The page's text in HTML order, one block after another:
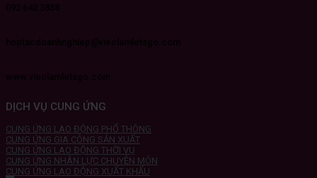
DỊCH VỤ CUNG ỨNG
CUNG ỨNG LAO ĐỘNG PHỔ THÔNG
CUNG ỨNG GIA CÔNG SẢN XUẤT
CUNG ỨNG LAO ĐỘNG THỜI VỤ
CUNG ỨNG NHÂN LỰC CHUYÊN MÔN
CUNG ỨNG LAO ĐỘNG XUẤT KHẨU